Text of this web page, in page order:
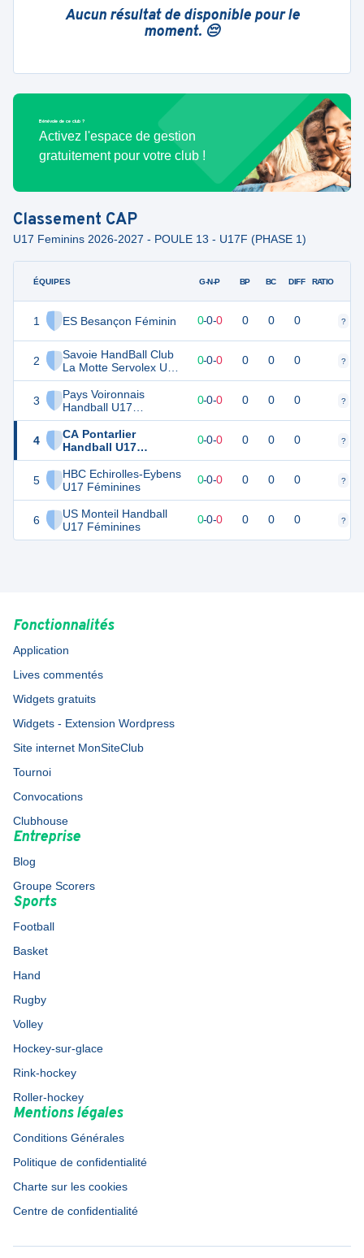
Aucun résultat de disponible pour le
moment. 😔
Bénévole de ce club ?
Activez l'espace de gestion
gratuitement pour votre club !
Classement CAP
U17 Feminins 2026-2027 - POULE 13 - U17F (PHASE 1)
ÉQUIPES
1 ES Besançon Féminin
2
Savoie HandBall Club
La Motte Servolex U17
Féminines
3
Pays Voironnais
Handball U17
Féminines
4
CA Pontarlier
Handball U17
Féminines
5
HBC Echirolles-Eybens
U17 Féminines
6
US Monteil Handball
U17 Féminines
G-N-P BP BC DIFF RATIO
0 0 0-0-0 0 0 0 ?
0 0 0-0-0 0 0 0 ?
0-0-0 0 0 0 ?
0-0-0 0 0 0 ?
0 0 0-0-0 0 0 0 ?
0 0-0-0 0 0 0 ?
Fonctionnalités
Application
Lives commentés
Widgets gratuits
Widgets - Extension Wordpress
Site internet MonSiteClub
Tournoi
Convocations
Clubhouse
Entreprise
Blog
Groupe Scorers
Sports
Football
Basket
Hand
Rugby
Volley
Hockey-sur-glace
Rink-hockey
Roller-hockey
Mentions légales
Conditions Générales
Politique de confidentialité
Charte sur les cookies
Centre de confidentialité